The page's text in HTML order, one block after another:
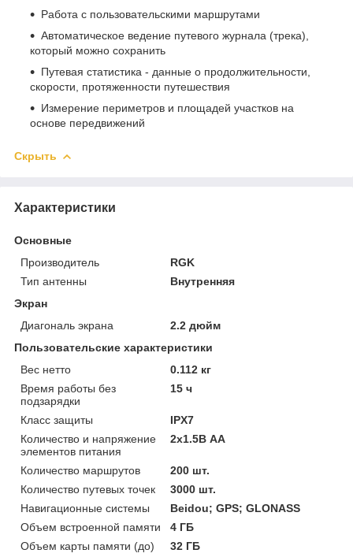
Работа с пользовательскими маршрутами
Автоматическое ведение путевого журнала (трека),
который можно сохранить
Путевая статистика - данные о продолжительности,
скорости, протяженности путешествия
Измерение периметров и площадей участков на
основе передвижений
Скрыть
Характеристики
Основные
Производитель
RGK
Тип антенны
Внутренняя
Экран
Диагональ экрана
2.2 дюйм
Пользовательские характеристики
Вес нетто
0.112 кг
Время работы без
подзарядки
15 ч
Класс защиты
IPX7
Количество и напряжение
элементов питания
2х1.5В AA
Количество маршрутов
200 шт.
Количество путевых точек
3000 шт.
Навигационные системы
Beidou; GPS; GLONASS
Объем встроенной памяти
4 ГБ
Объем карты памяти (до)
32 ГБ